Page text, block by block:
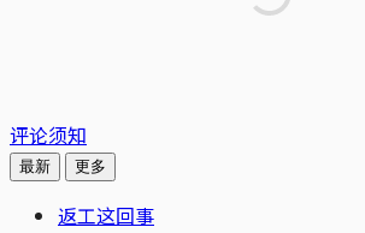
评论须知
最新 更多
返工这回事